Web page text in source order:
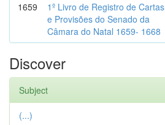
1659
1º Livro de Registro de Cartas
e Provisões do Senado da
Câmara do Natal 1659- 1668
Discover
Subject
(...)